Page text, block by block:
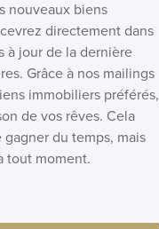
nouveaux biens
directement dans
à jour de la dernière
Grâce à nos mailings
immobiliers préférés,
de vos rêves. Cela
du temps, mais
tout moment.